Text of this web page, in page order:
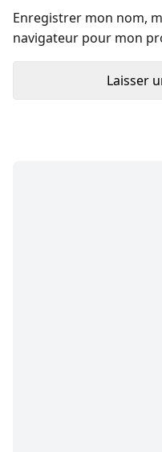
Enregistrer mon nom,
navigateur pour mon